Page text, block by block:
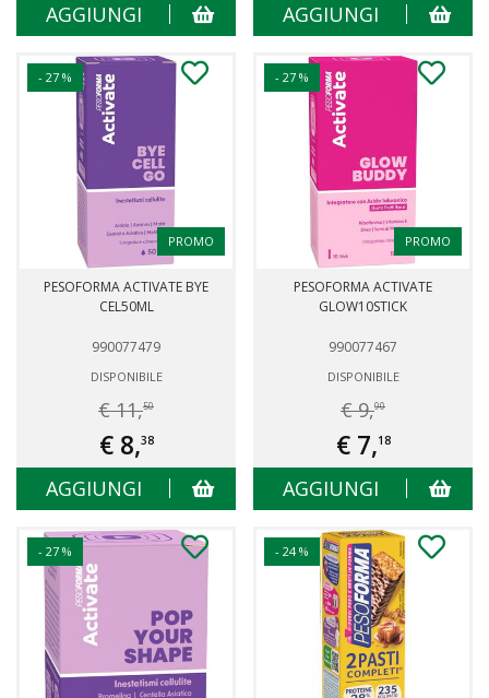
AGGIUNGI AGGIUNGI
- 27 %
PROMO
PESOFORMA ACTIVATE BYE
CEL50ML
990077479
DISPONIBILE
€ 11,50
€ 8,38
AGGIUNGI
- 27 %
PROMO
PESOFORMA ACTIVATE
GLOW10STICK
990077467
DISPONIBILE
€ 9,90
€ 7,18
AGGIUNGI
- 27 % - 24 %